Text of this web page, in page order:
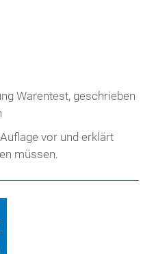
vor und erklärt
müssen.